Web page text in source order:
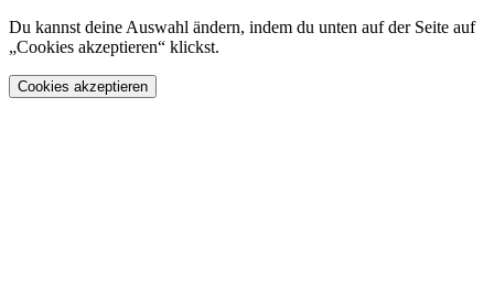
Du kannst deine Auswahl ändern, indem du unten auf der Seite auf
„Cookies akzeptieren“ klickst.
Cookies akzeptieren